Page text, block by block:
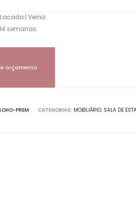
| Verniz.
semanas.
orçamento
PREM CATEGORIAS: MOBILIÁRIO, SALA DE